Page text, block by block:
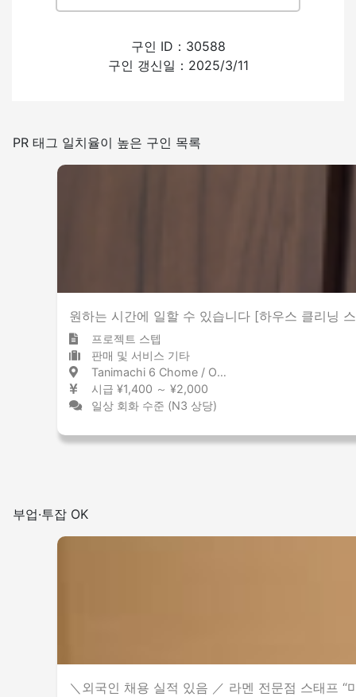
일본어를 쓰는 빈도
구인 ID：30588
구인 갱신일：2025/3/11
PR 태그 일치율이 높은 구인 목록
원하는 시간에 일할 수 있습니다 [하우스 클리닝
프로젝트 스텝
판매 및 서비스 기타
Tanimachi 6 Chome / Osaka 谷町六丁目 / 大阪府
시급 ¥1,400 ～ ¥2,000
일상 회화 수준 (N3 상당)
부업·투잡 OK
＼외국인 채용 실적 있음 ／ 라멘 전문점 스태프 “